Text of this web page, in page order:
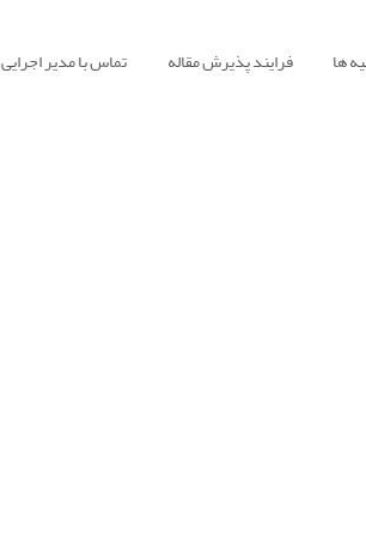
ها فرایند پذیرش مقاله تماس با مدیر اجرایی